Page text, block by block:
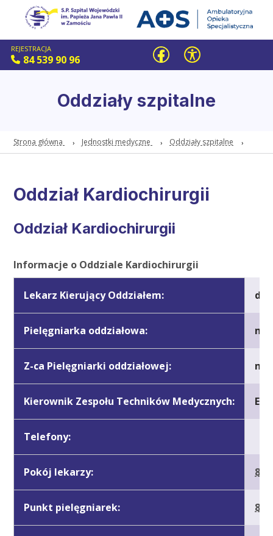
REJESTRACJA
84 539 90 96
Oddziały szpitalne
Strona główna Jednostki medyczne Oddziały szpitalne
Oddział Kardiochirurgii
Oddział Kardiochirurgii
Informacje o Oddziale Kardiochirurgii
Lekarz Kierujący Oddziałem: dr
Pielęgniarka oddziałowa:
Z-ca Pielęgniarki oddziałowej:
Kierownik Zespołu Techników Medycznych:
Telefony:
Pokój lekarzy: 84
Punkt pielęgniarek: 84